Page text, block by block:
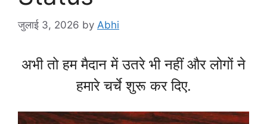
जुलाई 3, 2026 by Abhi
अभी तो हम मैदान में उतरे भी नहीं और लोगों ने
हमारे चर्चे शुरू कर दिए.